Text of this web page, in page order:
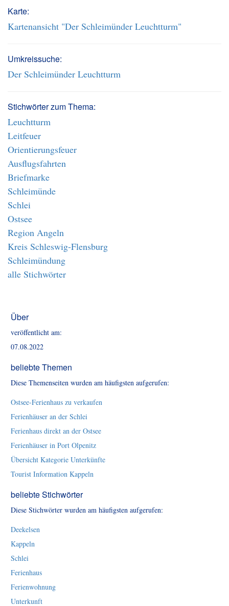
Karte:
Kartenansicht "Der Schleimünder Leuchtturm"
Umkreissuche:
Der Schleimünder Leuchtturm
Stichwörter zum Thema:
Leuchtturm
Leitfeuer
Orientierungsfeuer
Ausflugsfahrten
Briefmarke
Schleimünde
Schlei
Ostsee
Region Angeln
Kreis Schleswig-Flensburg
Schleimündung
alle Stichwörter
Über
veröffentlicht am:
07.08.2022
beliebte Themen
Diese Themenseiten wurden am häufigsten aufgerufen:
Ostsee-Ferienhaus zu verkaufen
Ferienhäuser an der Schlei
Ferienhaus direkt an der Ostsee
Ferienhäuser in Port Olpenitz
Übersicht Kategorie Unterkünfte
Tourist Information Kappeln
beliebte Stichwörter
Diese Stichwörter wurden am häufigsten aufgerufen:
Deekelsen
Kappeln
Schlei
Ferienhaus
Ferienwohnung
Unterkunft